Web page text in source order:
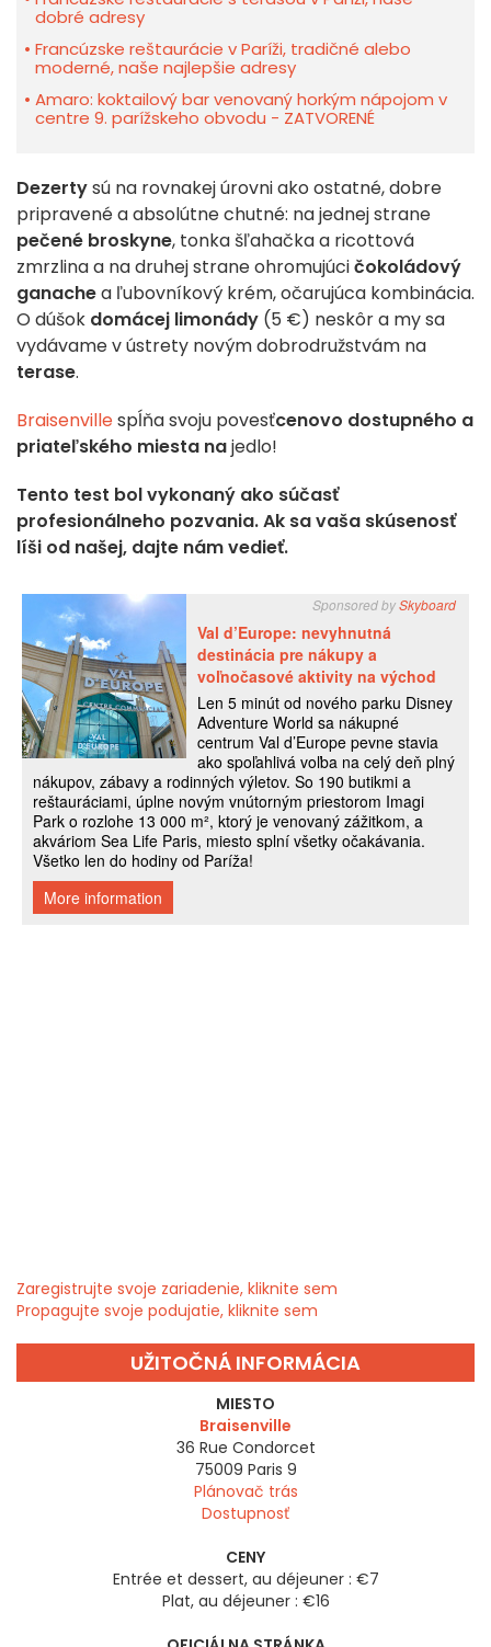
dobré adresy
Francúzske reštaurácie v Paríži, tradičné alebo
moderné, naše najlepšie adresy
Amaro: koktailový bar venovaný horkým nápojom v
centre 9. parížskeho obvodu - ZATVORENÉ
Dezertysú na rovnakej úrovni ako ostatné, dobre
pripravené a absolútne chutné: na jednej strane
pečené broskyne, tonka šľahačka a ricottová
zmrzlina a na druhej strane ohromujúcičokoládový
ganachea ľubovníkový krém, očarujúca kombinácia.
O dúšok domácej limonády (5 €) neskôr a my sa
vydávame v ústrety novým dobrodružstvám na
terase.
Braisenvillespĺňa svoju povesťcenovo dostupného a
priateľského miesta najedlo!
Tento test bol vykonaný ako súčasť
profesionálneho pozvania. Ak sa vaša skúsenosť
líši od našej, dajte nám vedieť.
Zaregistrujte svoje zariadenie, kliknite sem
Propagujte svoje podujatie, kliknite sem
UŽITOČNÁ INFORMÁCIA
MIESTO
Braisenville
36 Rue Condorcet
75009 Paris 9
Plánovač trás
Dostupnosť
CENY
Entrée et dessert, au déjeuner : €7
Plat, au déjeuner : €16